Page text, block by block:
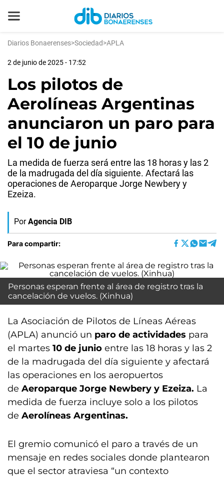
Diarios Bonaerenses>Sociedad>APLA
2 de junio de 2025 - 17:52
Los pilotos de
Aerolíneas Argentinas
anunciaron un paro para
el 10 de junio
La medida de fuerza será entre las 18 horas y las 2
de la madrugada del día siguiente. Afectará las
operaciones de Aeroparque Jorge Newbery y
Ezeiza.
Por Agencia DIB
Para compartir:
Personas esperan frente al área de registro tras la
cancelación de vuelos. (Xinhua)
La Asociación de Pilotos de Líneas Aéreas
(APLA) anunció un paro de actividades para
el martes 10 de junio entre las 18 horas y las 2
de la madrugada del día siguiente y afectará
las operaciones en los aeropuertos
de Aeroparque Jorge Newbery y Ezeiza. La
medida de fuerza incluye solo a los pilotos
de Aerolíneas Argentinas.
El gremio comunicó el paro a través de un
mensaje en redes sociales donde plantearon
que el sector atraviesa “un contexto